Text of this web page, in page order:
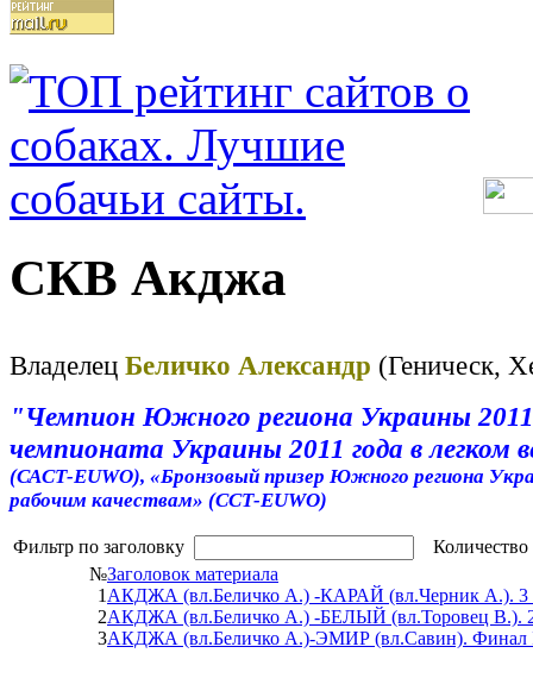
СКВ Акджа
Владелец Беличко Александр (Геническ,
"Чемпион Южного региона Украины 2011
чемпионата Украины 2011 года в легком
(САСТ-EUWO), «Бронзовый призер Южного региона
рабочим качествам» (ССТ-EUWO)
Фильтр по заголовку
№Заголовок материала
1 АКДЖА (вл.Беличко А.) -КАРАЙ (вл.Черник А.). 3
2АКДЖА (вл.Беличко А.) -БЕЛЫЙ (вл.Торовец В.).
3АКДЖА (вл.Беличко А.)-ЭМИР (вл.Савин). Финал